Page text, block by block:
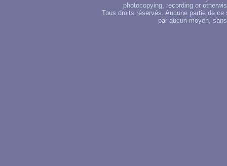
photocopying, recording or
Tous droits réservés. Aucune partie de
par aucun moyen,